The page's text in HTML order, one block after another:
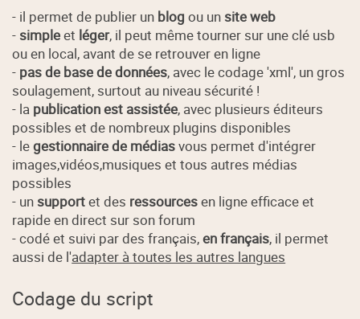
- il permet de publier un blog ou un site web
- simpleet léger, il peut même tourner sur une clé usb
ou en local, avant de se retrouver en ligne
- pas de base de données, avec le codage 'xml', un gros
soulagement, surtout au niveau sécurité !
- la publication est assistée, avec plusieurs éditeurs
possibles et de nombreux plugins disponibles
- legestionnaire de médiasvous permet d'intégrer
images,vidéos,musiques et tous autres médias
possibles
- un supportet des ressourcesen ligne efficace et
rapide en direct sur son forum
- codé et suivi par des français,en français, il permet
aussi de l'adapter à toutes les autres langues
Codage du script